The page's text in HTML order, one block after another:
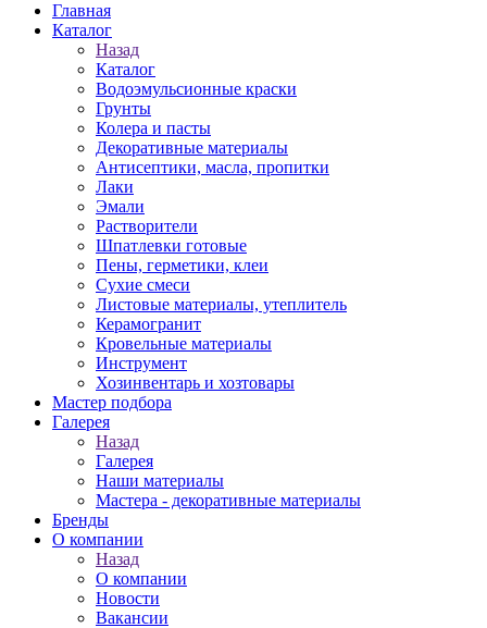
Главная
Каталог
Назад
Каталог
Водоэмульсионные краски
Грунты
Колера и пасты
Декоративные материалы
Антисептики, масла, пропитки
Лаки
Эмали
Растворители
Шпатлевки готовые
Пены, герметики, клеи
Сухие смеси
Листовые материалы, утеплитель
Керамогранит
Кровельные материалы
Инструмент
Хозинвентарь и хозтовары
Мастер подбора
Галерея
Назад
Галерея
Наши материалы
Мастера - декоративные материалы
Бренды
О компании
Назад
О компании
Новости
Вакансии